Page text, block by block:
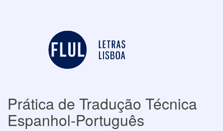
Prática de Tradução Técnica
Espanhol-Português